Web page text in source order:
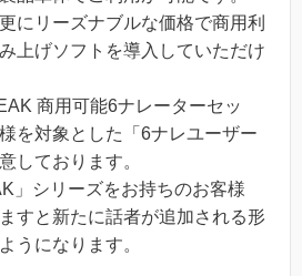
にリーズナブルな価格で商用利
上げソフトを導入していただけ
商用可能6ナレーターセッ
を対象とした「6ナレユーザー
しております。
」シリーズをお持ちのお客様
すと新たに話者が追加される形
うになります。